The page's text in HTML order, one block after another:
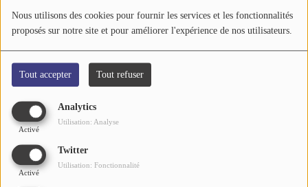
Nous utilisons des cookies pour fournir les services et les fonctionnalités
proposés sur notre site et pour améliorer l'expérience de nos utilisateurs.
Tout accepter Tout refuser
Analytics
Activé
Utilisation: Analyse
Twitter
Activé
Utilisation: Fonctionnalité
04 juin 2023 - 19:25- 1969 vues
Écouter le podcast
J'aime Les Filles
Lucifer: vu la performance, pas sûr de l'inverse...